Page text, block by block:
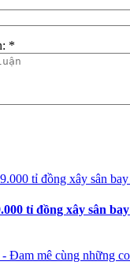
*
tỉ đồng xây sân